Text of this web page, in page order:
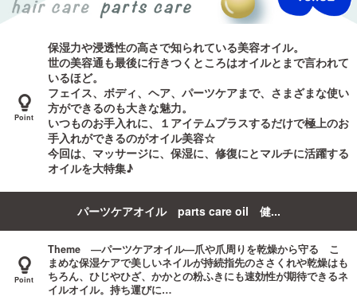
ご利用ガイド
お問い合わせ
ログイン・新規会員登録
保湿力や浸透性の高さで知られている美容オイル。
世の美容通も最後に行きつくところはオイルとまで言われて
いるほど。
フェイス、ボディ、ヘア、パーツケアまで、さまざまな使い
方ができるのも大きな魅力。
いつものお手入れに、１アイテムプラスするだけで極上のお
手入れができるのがオイル美容☆
今回は、マッサージに、保湿に、修復にとマルチに活躍する
オイルを大特集♪
パーツケアオイル parts care oil 健...
Theme ―パーツケアオイル―爪や爪周りを乾燥から守る こ
まめな保湿ケアで美しいネイルが持続指先のささくれや乾燥はも
ちろん、ひじやひざ、かかとの粉ふきにも速効性が期待できるネ
イルオイル。持ち運びに…